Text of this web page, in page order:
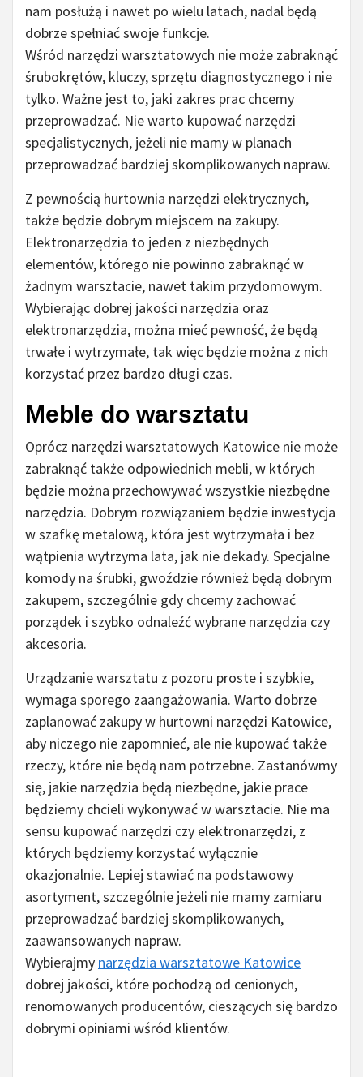
nam posłużą i nawet po wielu latach, nadal będą
dobrze spełniać swoje funkcje.
Wśród narzędzi warsztatowych nie może zabraknąć
śrubokrętów, kluczy, sprzętu diagnostycznego i nie
tylko. Ważne jest to, jaki zakres prac chcemy
przeprowadzać. Nie warto kupować narzędzi
specjalistycznych, jeżeli nie mamy w planach
przeprowadzać bardziej skomplikowanych napraw.
Z pewnością hurtownia narzędzi elektrycznych,
także będzie dobrym miejscem na zakupy.
Elektronarzędzia to jeden z niezbędnych
elementów, którego nie powinno zabraknąć w
żadnym warsztacie, nawet takim przydomowym.
Wybierając dobrej jakości narzędzia oraz
elektronarzędzia, można mieć pewność, że będą
trwałe i wytrzymałe, tak więc będzie można z nich
korzystać przez bardzo długi czas.
Meble do warsztatu
Oprócz narzędzi warsztatowych Katowice nie może
zabraknąć także odpowiednich mebli, w których
będzie można przechowywać wszystkie niezbędne
narzędzia. Dobrym rozwiązaniem będzie inwestycja
w szafkę metalową, która jest wytrzymała i bez
wątpienia wytrzyma lata, jak nie dekady. Specjalne
komody na śrubki, gwoździe również będą dobrym
zakupem, szczególnie gdy chcemy zachować
porządek i szybko odnaleźć wybrane narzędzia czy
akcesoria.
Urządzanie warsztatu z pozoru proste i szybkie,
wymaga sporego zaangażowania. Warto dobrze
zaplanować zakupy w hurtowni narzędzi Katowice,
aby niczego nie zapomnieć, ale nie kupować także
rzeczy, które nie będą nam potrzebne. Zastanówmy
się, jakie narzędzia będą niezbędne, jakie prace
będziemy chcieli wykonywać w warsztacie. Nie ma
sensu kupować narzędzi czy elektronarzędzi, z
których będziemy korzystać wyłącznie
okazjonalnie. Lepiej stawiać na podstawowy
asortyment, szczególnie jeżeli nie mamy zamiaru
przeprowadzać bardziej skomplikowanych,
zaawansowanych napraw.
Wybierajmy narzędzia warsztatowe Katowice
dobrej jakości, które pochodzą od cenionych,
renomowanych producentów, cieszących się bardzo
dobrymi opiniami wśród klientów.